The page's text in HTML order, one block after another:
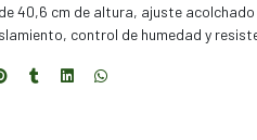
40,6 cm de altura, ajuste
control de humedad y